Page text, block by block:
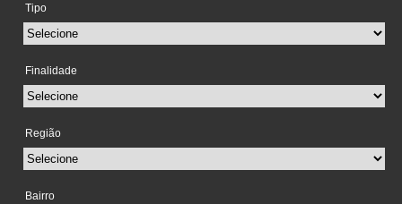
Tipo
Finalidade
Região
Bairro